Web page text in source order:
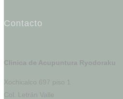
Contacto
Clinica de Acupuntura Ryodoraku
Xochicalco 697 piso 1
Col. Letrán Valle